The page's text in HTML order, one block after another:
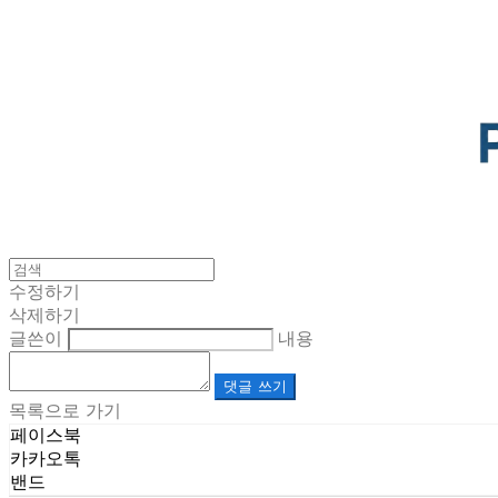
수정하기
삭제하기
글쓴이
내용
댓글 쓰기
목록으로 가기
페이스북
카카오톡
밴드